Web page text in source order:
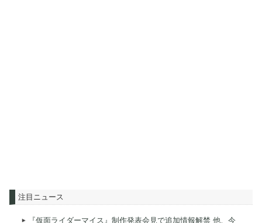
注目ニュース
『仮面ライダーマイス』制作発表会見で追加情報解禁 他、今